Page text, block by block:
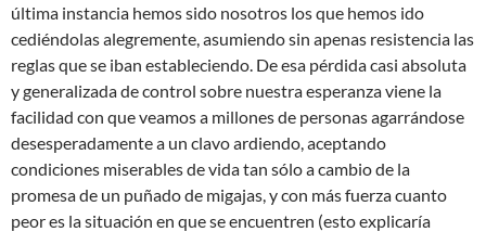
última instancia hemos sido nosotros los que hemos ido
cediéndolas alegremente, asumiendo sin apenas resistencia las
reglas que se iban estableciendo. De esa pérdida casi absoluta
y generalizada de control sobre nuestra esperanza viene la
facilidad con que veamos a millones de personas agarrándose
desesperadamente a un clavo ardiendo, aceptando
condiciones miserables de vida tan sólo a cambio de la
promesa de un puñado de migajas, y con más fuerza cuanto
peor es la situación en que se encuentren (esto explicaría